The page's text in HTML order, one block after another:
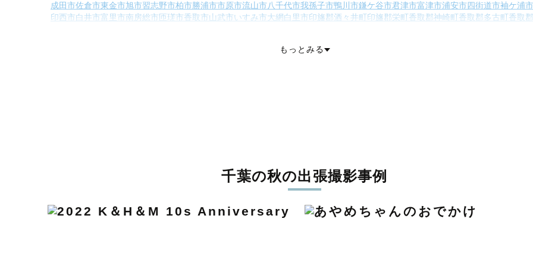
成田市佐倉市東金市旭市習志野市柏市勝浦市市原市流山市八千代市我孫子市鴨川市鎌ケ谷市君津市富津市浦安市四街道市袖ケ浦市
印西市白井市富里市南房総市匝瑳市香取市山武市いすみ市大網白里市印旛郡酒々井町印旛郡栄町香取郡神崎町香取郡多古町香取
もっとみる
千葉の秋の出張撮影事例